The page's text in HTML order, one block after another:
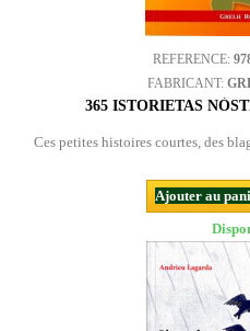
REFERENCE:
FABRICANT:
365 ISTORIETAS
Ces petites histoires courtes, des
Ajouter au